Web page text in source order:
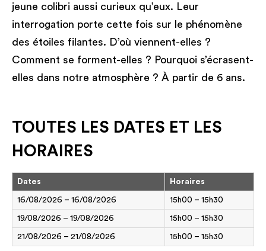
jeune colibri aussi curieux qu’eux. Leur
interrogation porte cette fois sur le phénomène
des étoiles filantes. D’où viennent-elles ?
Comment se forment-elles ? Pourquoi s’écrasent-
elles dans notre atmosphère ? À partir de 6 ans.
TOUTES LES DATES ET LES
HORAIRES
Dates Horaires
16/08/2026 – 16/08/2026 15h00 – 15h30
19/08/2026 – 19/08/2026 15h00 – 15h30
21/08/2026 – 21/08/2026 15h00 – 15h30